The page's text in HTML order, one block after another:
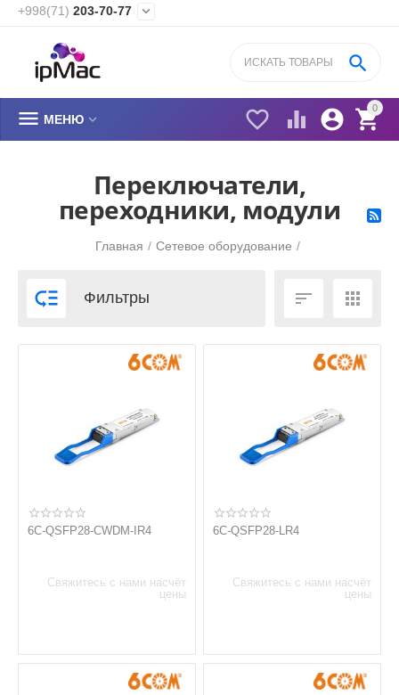
+998(71) 203-70-77 
0


 

 МЕНЮ 
Переключатели,
переходники, модули
Главная / Сетевое оборудование /
 Фильтры  
6C-QSFP28-CWDM-IR4
Свяжитесь с нами насчёт
цены
6C-QSFP28-LR4
Свяжитесь с нами насчёт
цены